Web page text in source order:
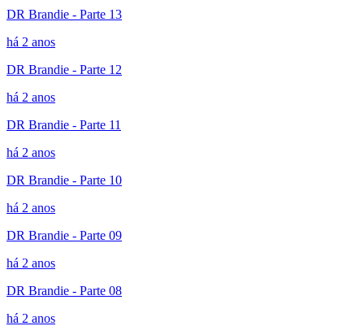
DR Brandie - Parte 13
há 2 anos
DR Brandie - Parte 12
há 2 anos
DR Brandie - Parte 11
há 2 anos
DR Brandie - Parte 10
há 2 anos
DR Brandie - Parte 09
há 2 anos
DR Brandie - Parte 08
há 2 anos